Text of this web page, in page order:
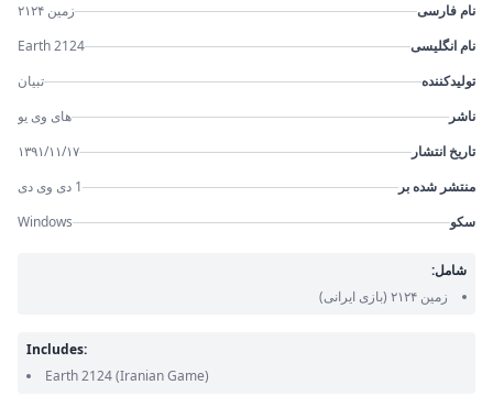
نام فارسی
زمین ۲۱۲۴
نام انگلیسی
Earth 2124
تولیدکننده
تبیان
ناشر
های وی یو
تاریخ انتشار
۱۳۹۱/۱۱/۱۷
منتشر شده بر
1 دی وی دی
سکو
Windows
شامل:
زمین ۲۱۲۴
(بازی ایرانی)
Includes:
Earth 2124(Iranian Game)